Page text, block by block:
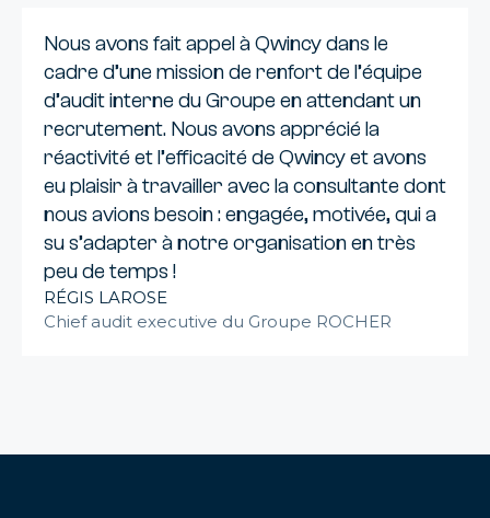
Nous avons fait appel à Qwincy dans le
cadre d’une mission de renfort de l’équipe
d’audit interne du Groupe en attendant un
recrutement. Nous avons apprécié la
réactivité et l’efficacité de Qwincy et avons
eu plaisir à travailler avec la consultante dont
nous avions besoin : engagée, motivée, qui a
su s’adapter à notre organisation en très
peu de temps !
RÉGIS LAROSE
Chief audit executive du Groupe ROCHER